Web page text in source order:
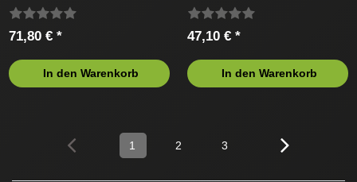
71,80 € *
In den Warenkorb
Rasentraktor
47,10 € *
In den Warenkorb
1 2 3